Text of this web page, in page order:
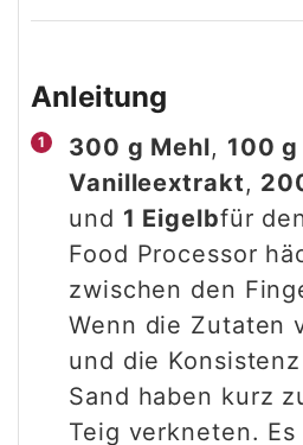
Anleitung
300 g Mehl, 100
Vanilleextrakt,
und 1 Eigelbfür
Food Processor
zwischen den
Wenn die Zutaten
und die
Sand haben kurz
Teig verkneten.